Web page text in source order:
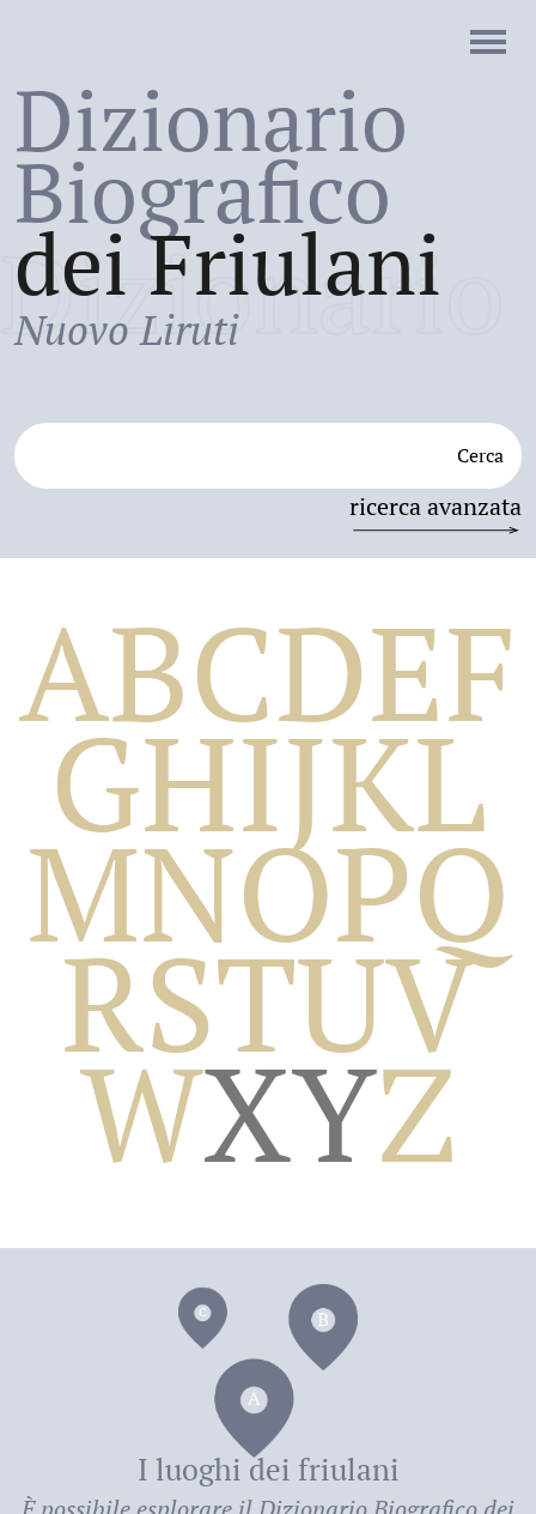
Dizionario
Biografico
dei Friulani
Nuovo Liruti
Cerca
ricerca avanzata
Dizionario
Biografico
dei
ABCDEF
GHIJKL
MNOPQ
RSTUV
WXYZ
I luoghi dei friulani